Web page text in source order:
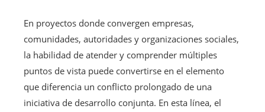
En proyectos donde convergen empresas,
comunidades, autoridades y organizaciones sociales,
la habilidad de atender y comprender múltiples
puntos de vista puede convertirse en el elemento
que diferencia un conflicto prolongado de una
iniciativa de desarrollo conjunta. En esta línea, el